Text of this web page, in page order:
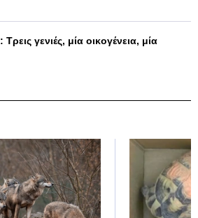
γενιές, μία οικογένεια, μία